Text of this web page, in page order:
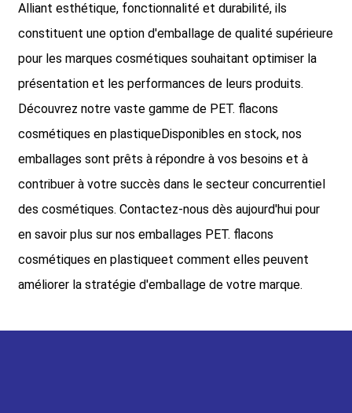
Alliant esthétique, fonctionnalité et durabilité, ils
constituent une option d'emballage de qualité supérieure
pour les marques cosmétiques souhaitant optimiser la
présentation et les performances de leurs produits.
Découvrez notre vaste gamme de PET. flacons
cosmétiques en plastiqueDisponibles en stock, nos
emballages sont prêts à répondre à vos besoins et à
contribuer à votre succès dans le secteur concurrentiel
des cosmétiques. Contactez-nous dès aujourd'hui pour
en savoir plus sur nos emballages PET. flacons
cosmétiques en plastiqueet comment elles peuvent
améliorer la stratégie d'emballage de votre marque.